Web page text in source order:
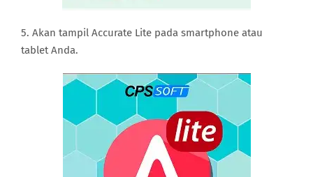
5. Akan tampil Accurate Lite pada smartphone atau
tablet Anda.